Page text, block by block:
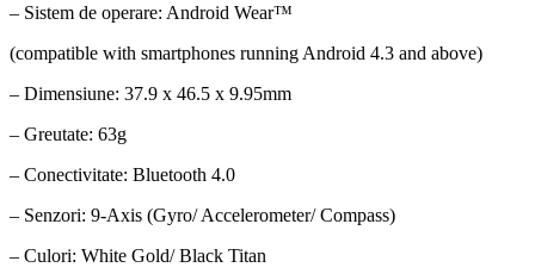
– Sistem de operare: Android Wear™
(compatible with smartphones running Android 4.3 and above)
– Dimensiune: 37.9 x 46.5 x 9.95mm
– Greutate: 63g
– Conectivitate: Bluetooth 4.0
– Senzori: 9-Axis (Gyro/ Accelerometer/ Compass)
– Culori: White Gold/ Black Titan